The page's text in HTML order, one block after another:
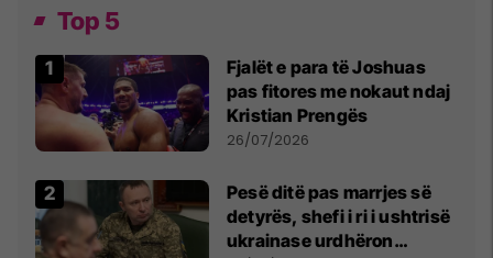
Top 5
Fjalët e para të Joshuas
pas fitores me nokaut ndaj
Kristian Prengës
26/07/2026
Pesë ditë pas marrjes së
detyrës, shefi i ri i ushtrisë
ukrainase urdhëron